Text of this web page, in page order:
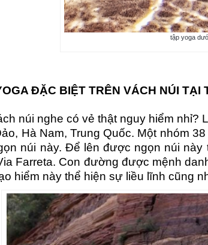
tập yoga
ĐẶC BIỆT TRÊN VÁCH NÚI TẠI
núi nghe có vẻ thật nguy hiểm
Hà Nam, Trung Quốc. Một nhóm
núi này. Để lên được ngọn núi
Farreta. Con đường được mệnh
hiểm này thể hiện sự liều lĩnh cũng